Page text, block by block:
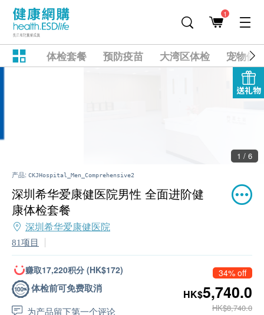
1
体检套餐 预防疫苗 大湾区体检 宠物健
送礼物
2 / 6
产品: CKJHospital_Men_Comprehensive2
深圳希华爱康健医院男性 全面进阶健
康体检套餐
深圳希华爱康健医院
81项目
赚取17,220积分 (HK$172)
体检前可免费取消
为产品留下第一个评论
34% off
HK$5,740.0
HK$8,740.0